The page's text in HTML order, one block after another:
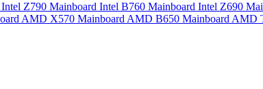
Z790 Mainboard Intel B760 Mainboard Intel Z690
AMD X570 Mainboard AMD B650 Mainboard AMD